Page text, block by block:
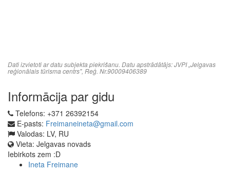
Dati izvietoti ar datu subjekta piekrišanu. Datu apstrādātājs: JVPI „Jelgavas
reģionālais tūrisma centrs", Reģ. Nr.90009406389
Informācija par gidu
Telefons: +371 26392154
E-pasts: Freimaneineta@gmail.com
Valodas: LV, RU
Vieta: Jelgavas novads
Iebirkots zem :D
Ineta Freimane